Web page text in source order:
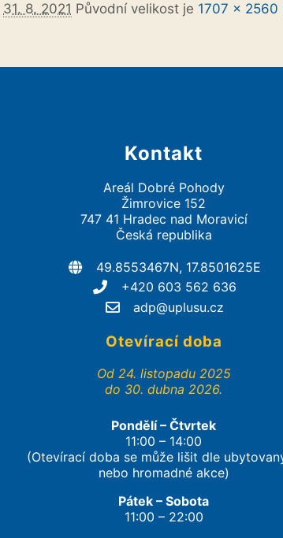
31. 8. 2021 Původní velikost je 1707 × 2560
Kontakt
Areál Dobré Pohody
Žimrovice 152
747 41 Hradec nad Moravicí
Česká republika
49.8553467N, 17.8501625E
+420 603 562 636
adp@uplusu.cz
Otevírací doba
Od 24. listopadu 2025
do 30. dubna 2026.
Pondělí – Čtvrtek
11:00 – 14:00
(Otevírací doba se může lišit dle
nebo hromadné akce)
Pátek – Sobota
11:00 – 22:00